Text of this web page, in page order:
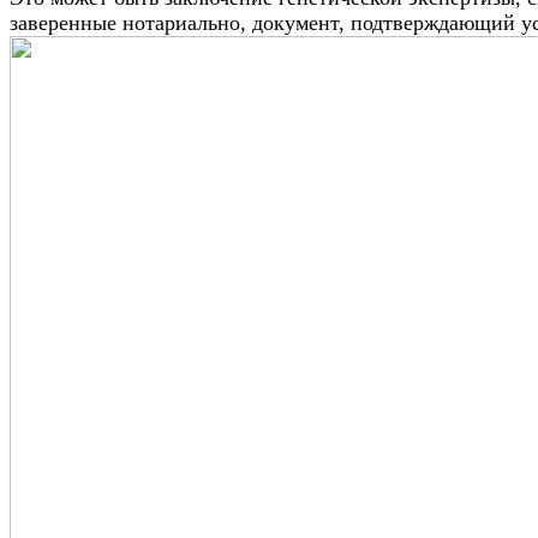
заверенные нотариально, документ, подтверждающий